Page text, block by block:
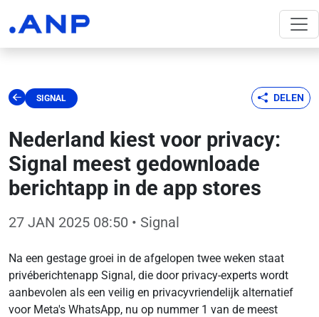
SIGNAL DELEN
Nederland kiest voor privacy:
Signal meest gedownloade
berichtapp in de app stores
27 JAN 2025 08:50 • Signal
Na een gestage groei in de afgelopen twee weken staat
privéberichtenapp Signal, die door privacy-experts wordt
aanbevolen als een veilig en privacyvriendelijk alternatief
voor Meta's WhatsApp, nu op nummer 1 van de meest